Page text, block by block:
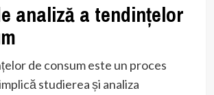
analiză a tendințelor
de consum este un proces
studierea și analiza